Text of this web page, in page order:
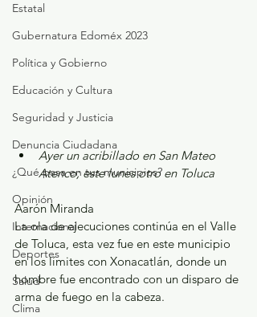
Estatal
Gubernatura Edoméx 2023
Política y Gobierno
Educación y Cultura
Seguridad y Justicia
Denuncia Ciudadana
¿Qué pasa en tus municipios?
Opinión
Internacional
Deportes
Salud
Clima
Ayer un acribillado en San Mateo
Atenco; este lunes otro en Toluca
Aarón Miranda
La ola de ejecuciones continúa en el Valle
de Toluca, esta vez fue en este municipio
en los límites con Xonacatlán, donde un
hombre fue encontrado con un disparo de
arma de fuego en la cabeza.